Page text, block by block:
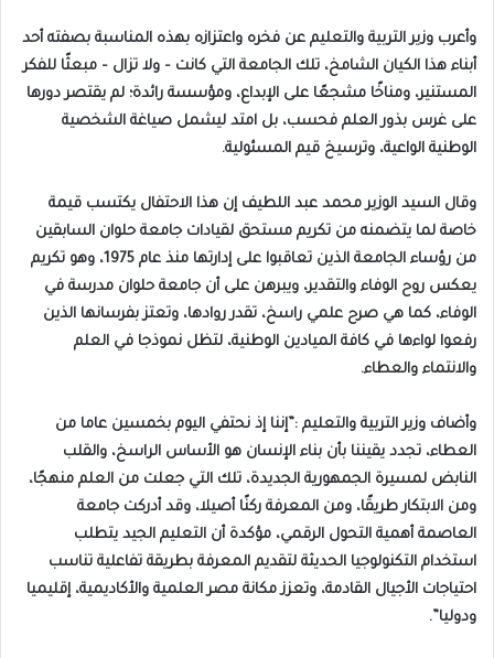
وأعرب وزير التربية والتعليم عن فخره واعتزازه بهذه المناسبة بصفته أحد
أبناء هذا الكيان الشامخ، تلك الجامعة التي كانت – ولا تزال – مبعثًا للفكر
المستنير، ومناخًا مشجعًا على الإبداع، ومؤسسة رائدة؛ لم يقتصر دورها
على غرس بذور العلم فحسب، بل امتد ليشمل صياغة الشخصية
الوطنية الواعية، وترسيخ قيم المسئولية.
وقال السيد الوزير محمد عبد اللطيف إن هذا الاحتفال يكتسب قيمة
خاصة لما يتضمنه من تكريم مستحق لقيادات جامعة حلوان السابقين
من رؤساء الجامعة الذين تعاقبوا على إدارتها منذ عام 1975، وهو تكريم
يعكس روح الوفاء والتقدير، ويبرهن على أن جامعة حلوان مدرسة في
الوفاء، كما هي صرح علمي راسخ، تقدر روادها، وتعتز بفرسانها الذين
رفعوا لواءها في كافة الميادين الوطنية، لتظل نموذجا في العلم
والانتماء والعطاء.
وأضاف وزير التربية والتعليم :”إننا إذ نحتفي اليوم بخمسين عاما من
العطاء، تجدد يقيننا بأن بناء الإنسان هو الأساس الراسخ، والقلب
النابض لمسيرة الجمهورية الجديدة، تلك التي جعلت من العلم منهجًا،
ومن الابتكار طريقًا، ومن المعرفة ركنًا أصيلا، وقد أدركت جامعة
العاصمة أهمية التحول الرقمي، مؤكدة أن التعليم الجيد يتطلب
استخدام التكنولوجيا الحديثة لتقديم المعرفة بطريقة تفاعلية تناسب
احتياجات الأجيال القادمة، وتعزز مكانة مصر العلمية والأكاديمية، إقليميا
ودوليا”.